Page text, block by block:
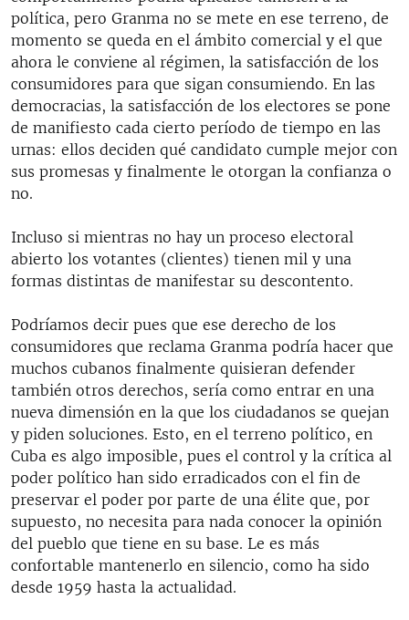
política, pero Granma no se mete en ese terreno, de
momento se queda en el ámbito comercial y el que
ahora le conviene al régimen, la satisfacción de los
consumidores para que sigan consumiendo. En las
democracias, la satisfacción de los electores se pone
de manifiesto cada cierto período de tiempo en las
urnas: ellos deciden qué candidato cumple mejor con
sus promesas y finalmente le otorgan la confianza o
no.
Incluso si mientras no hay un proceso electoral
abierto los votantes (clientes) tienen mil y una
formas distintas de manifestar su descontento.
Podríamos decir pues que ese derecho de los
consumidores que reclama Granma podría hacer que
muchos cubanos finalmente quisieran defender
también otros derechos, sería como entrar en una
nueva dimensión en la que los ciudadanos se quejan
y piden soluciones. Esto, en el terreno político, en
Cuba es algo imposible, pues el control y la crítica al
poder político han sido erradicados con el fin de
preservar el poder por parte de una élite que, por
supuesto, no necesita para nada conocer la opinión
del pueblo que tiene en su base. Le es más
confortable mantenerlo en silencio, como ha sido
desde 1959 hasta la actualidad.